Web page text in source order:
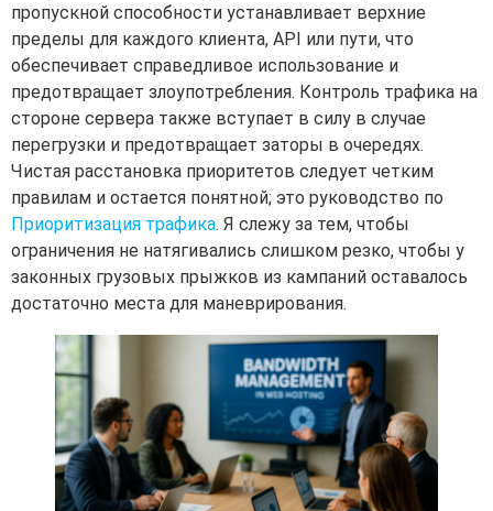
пропускной способности устанавливает верхние
пределы для каждого клиента, API или пути, что
обеспечивает справедливое использование и
предотвращает злоупотребления. Контроль трафика на
стороне сервера также вступает в силу в случае
перегрузки и предотвращает заторы в очередях.
Чистая расстановка приоритетов следует четким
правилам и остается понятной; это руководство по
Приоритизация трафика. Я слежу за тем, чтобы
ограничения не натягивались слишком резко, чтобы у
законных грузовых прыжков из кампаний оставалось
достаточно места для маневрирования.